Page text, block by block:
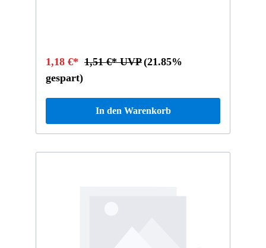
1,18 €* 1,51 €* UVP(21.85%
gespart)
In den Warenkorb